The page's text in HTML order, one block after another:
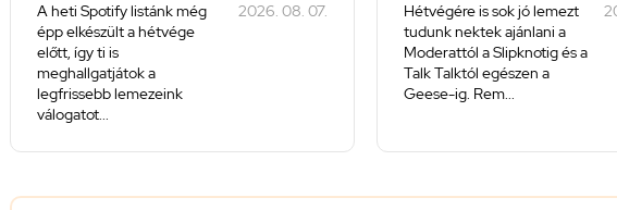
A heti Spotify listánk még
épp elkészült a hétvége
előtt, így ti is
meghallgatjátok a
legfrissebb lemezeink
válogatot...
2026. 08. 07.
Hétvégére is sok jó lemezt
tudunk nektek ajánlani a
Moderattól a Slipknotig és a
Talk Talktól egészen a
Geese-ig. Rem...